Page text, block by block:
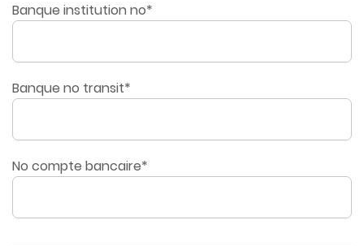
Banque institution no*
Banque no transit*
No compte bancaire*